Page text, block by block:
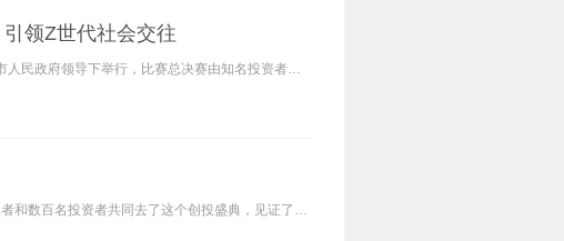
领Z世代社会交往
第二届中国复印科技创业大赛全国总决赛最近在中国厦门成功举行。 这次比赛在人民网、厦门市人民政府领导下举行，比赛总决赛由知名投资者、政府代表、知名高校专家学者共同组成
12月18日，由创业黑马、I黑马共同主办的第13届创业者年会在北京隆重举行，成千上万的创业者和数百名投资者共同去了这个创投盛典，见证了企业服top100和科创top50的发表。 其中，云纳